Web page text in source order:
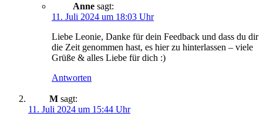
Anne sagt:
11. Juli 2024 um 18:03 Uhr
Liebe Leonie, Danke für dein Feedback und dass du dir
die Zeit genommen hast, es hier zu hinterlassen – viele
Grüße & alles Liebe für dich :)
Antworten
M sagt:
11. Juli 2024 um 15:44 Uhr